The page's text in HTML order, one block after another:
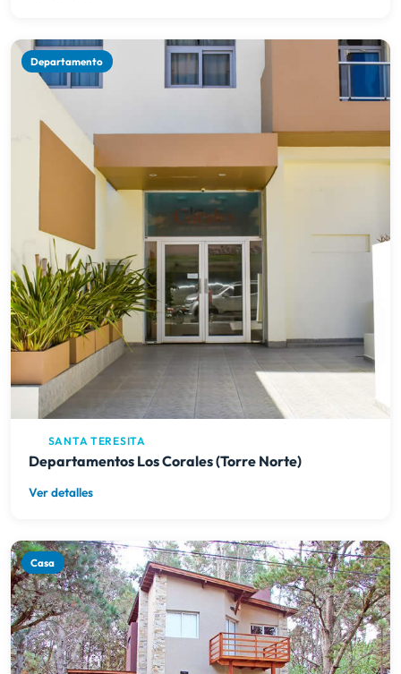
Departamento
SANTA TERESITA
Departamentos Los Corales (Torre Norte)
Ver detalles
Casa